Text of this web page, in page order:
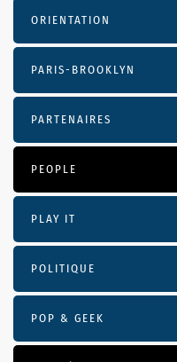
ORIENTATION
PARIS-BROOKLYN
PARTENAIRES
PEOPLE
PLAY IT
POLITIQUE
POP & GEEK